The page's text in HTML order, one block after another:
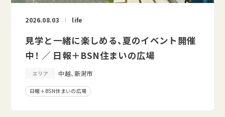
2026.08.03 life
見学と一緒に楽しめる、夏のイベント開催
中！ ／ 日報＋BSN住まいの広場
エリア 中越、新潟市
日報＋BSN住まいの広場